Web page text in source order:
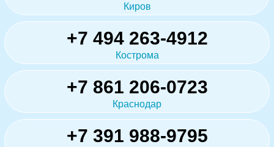
Киров
+7 494 263-4912
Кострома
+7 861 206-0723
Краснодар
+7 391 988-9795